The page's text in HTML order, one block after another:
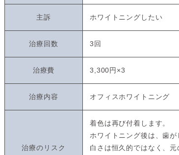
主訴 ホワイトニングしたい
治療回数 3回
治療費 3,300円×3
治療内容 オフィスホワイトニング
治療の リスク
着色は再び付着します。
ホワイトニング後は、歯が
白さは恒久的ではなく、元